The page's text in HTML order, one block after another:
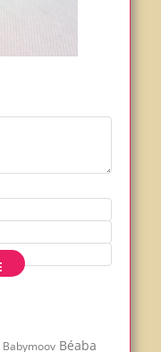
Babymoov Béaba